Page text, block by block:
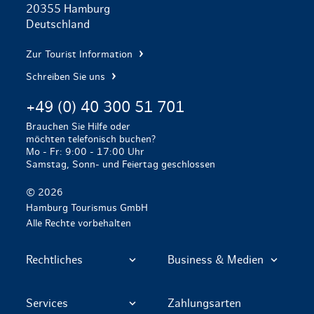
20355 Hamburg
Deutschland
Zur Tourist Information
Schreiben Sie uns
+49 (0) 40 300 51 701
Brauchen Sie Hilfe oder
möchten telefonisch buchen?
Mo - Fr: 9:00 - 17:00 Uhr
Samstag, Sonn- und Feiertag geschlossen
© 2026
Hamburg Tourismus GmbH
Alle Rechte vorbehalten
Rechtliches Business & Medien
Services Zahlungsarten